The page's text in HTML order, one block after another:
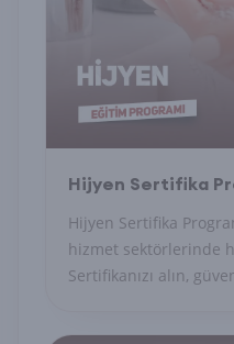
Hijyen Sertifika
Hijyen Sertifika
hizmet sektörlerinde
Sertifikanızı alın,